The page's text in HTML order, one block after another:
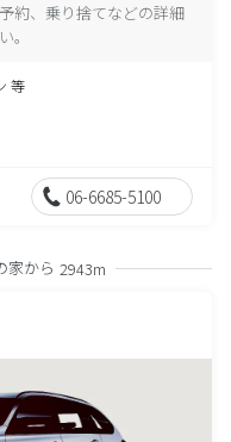
約、乗り捨てなどの詳細
。
等
06-6685-5100
家から 2943m